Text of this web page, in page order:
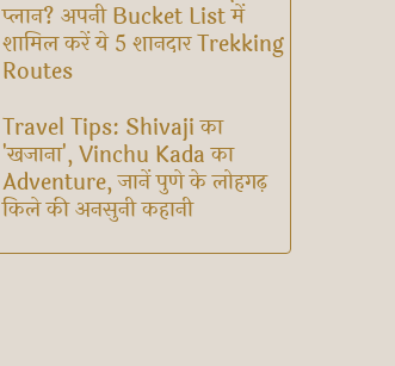
प्लान? अपनी Bucket List में
शामिल करें ये 5 शानदार Trekking
Routes
Travel Tips: Shivaji का
'खजाना', Vinchu Kada का
Adventure, जानें पुणे के लोहगढ़
किले की अनसुनी कहानी